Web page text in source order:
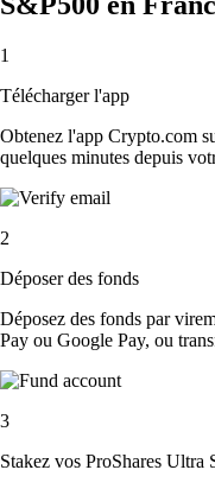
1
Télécharger l'app
Obtenez l'app Crypto.com
quelques minutes depuis
2
Déposer des fonds
Déposez des fonds par
Pay ou Google Pay, ou
3
Stakez vos ProShares Ultra